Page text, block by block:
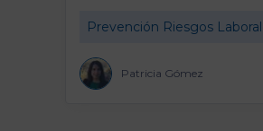
Prevención Riesgos
Patricia Gómez